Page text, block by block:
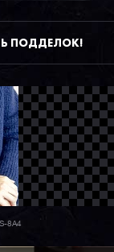
ПОДДЕЛОК!
8A4